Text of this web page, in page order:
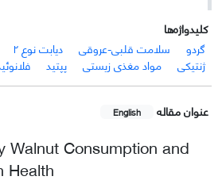
کلیدواژه‌ها
گردو
سلامت قلبی-عروقی دیابت نوع ۲
ژنتیکی
مواد مغذی زیستی پپتید
عنوان مقاله English
Walnut Consumption and
Health